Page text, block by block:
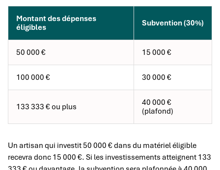
Montant des dépenses
éligibles
Subvention (30%)
50 000 € 15 000 €
100 000 € 30 000 €
133 333 € ou plus
40 000 €
(plafond)
Un artisan qui investit 50 000 € dans du matériel éligible
recevra donc 15 000 €. Si les investissements atteignent 133